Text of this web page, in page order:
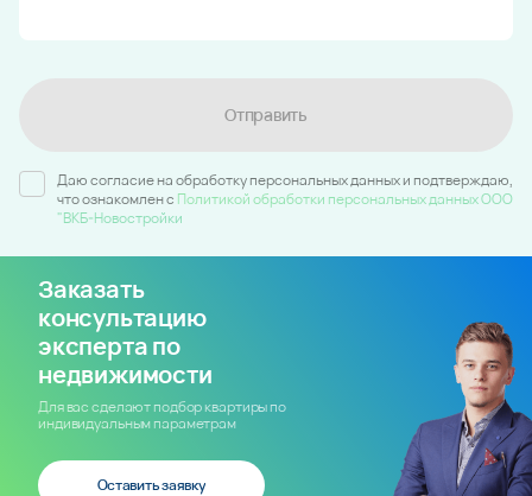
Отправить
Даю согласие на обработку персональных данных и подтверждаю,
что ознакомлен c Политикой обработки персональных данных ООО
"ВКБ-Новостройки
Заказать
консультацию
эксперта по
недвижимости
Для вас сделают подбор квартиры по
индивидуальным параметрам
Оставить заявку